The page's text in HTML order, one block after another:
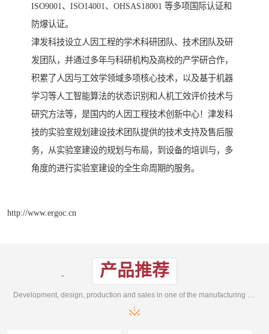
ISO9001、ISO14001、OHSAS18001 等多项国际认证和
防爆认证。
津发科技设立人因工程的学术科研团队、技术团队及研
发团队，并通过多年与科研机构及高校的产学研合作，
积累了人因与工效学领域多项核心技术，以及基于机器
学习等人工智能算法的状态识别和人机工效评价技术与
研究方法等，是国内的人因工程技术创新中心！津发科
技的实验室规划建设技术团队提供的技术支持及售后服
务，从实验室建设的规划与布局，到设备的培训与，多
角度的进行实验室建设的全生命周期的服务。
http://www.ergoc.cn
产品推荐
Development, design, production and sales in one of the manufacturing enterprises